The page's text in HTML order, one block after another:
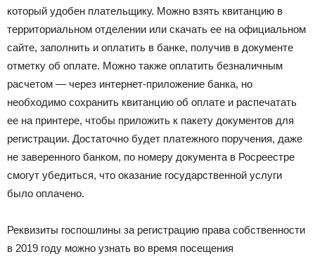
который удобен плательщику. Можно взять квитанцию в
территориальном отделении или скачать ее на официальном
сайте, заполнить и оплатить в банке, получив в документе
отметку об оплате. Можно также оплатить безналичным
расчетом — через интернет-приложение банка, но
необходимо сохранить квитанцию об оплате и распечатать
ее на принтере, чтобы приложить к пакету документов для
регистрации. Достаточно будет платежного поручения, даже
не заверенного банком, по номеру документа в Росреестре
смогут убедиться, что оказание государственной услуги
было оплачено.
Реквизиты госпошлины за регистрацию права собственности
в 2019 году можно узнать во время посещения